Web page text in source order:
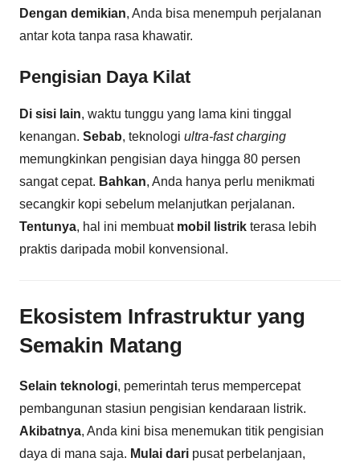
Dengan demikian, Anda bisa menempuh perjalanan
antar kota tanpa rasa khawatir.
Pengisian Daya Kilat
Di sisi lain, waktu tunggu yang lama kini tinggal
kenangan. Sebab, teknologi ultra-fast charging
memungkinkan pengisian daya hingga 80 persen
sangat cepat. Bahkan, Anda hanya perlu menikmati
secangkir kopi sebelum melanjutkan perjalanan.
Tentunya, hal ini membuat mobil listrik terasa lebih
praktis daripada mobil konvensional.
Ekosistem Infrastruktur yang
Semakin Matang
Selain teknologi, pemerintah terus mempercepat
pembangunan stasiun pengisian kendaraan listrik.
Akibatnya, Anda kini bisa menemukan titik pengisian
daya di mana saja. Mulai dari pusat perbelanjaan,